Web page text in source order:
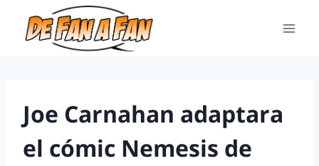
Joe Carnahan adaptara
el cómic Nemesis de